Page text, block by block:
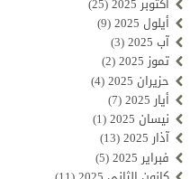
أيلول 2025
(9)
آب 2025
(3)
تموز 2025
(2)
حزيران 2025
(4)
أيار 2025
(7)
نيسان 2025
(1)
آذار 2025
(13)
فبراير 2025
(5)